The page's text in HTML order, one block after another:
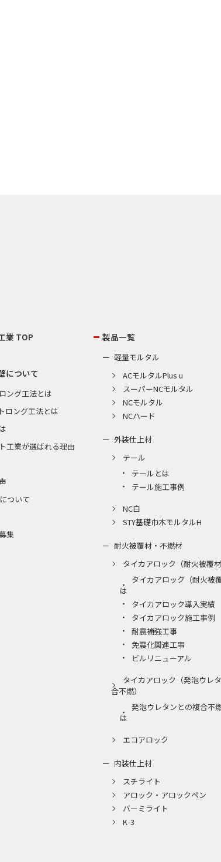
業 TOP
について
ング工法とは
ロング工法とは
工業が選ばれる理由
ついて
集
製品一覧
軽量モルタル
ACモルタルPlus u
スーパーNCモルタル
NCモルタル
NCハード
外装仕上材
テール
テールとは
テール施工事例
NC白
STY基礎巾木モルタルH
耐火被覆材・不燃材
タイカアロック（耐火被覆材
タイカアロック（耐火被
は
タイカアロック導入実績
タイカアロック施工事例
耐震補強工事
免震化関連工事
ビルリニューアル
タイカアロック（発泡ウレ
合不燃）
発泡ウレタンとの複合不
は
エコアロック
内装仕上材
スチライト
アロック・アロックペン
バーミライト
K-3